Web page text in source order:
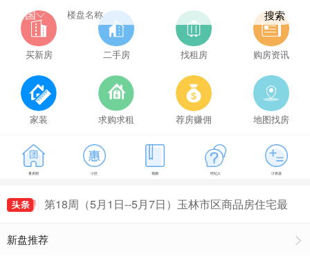
全国 搜索
买新房 二手房 找租房 购房资讯
家装 求购求租 荐房赚佣 地图找房
看房团 小区 视频 经纪人 计算器
第21周（5月22日--5月28日）玉林市区商品房住宅
最新房价出炉，玉林房价为5407元/㎡
第18周（5月1日--5月7日）玉林市区商品房住宅最
成交155套，玉林房价为5491元/㎡
第20周（5月15日--5月21日）玉林市区商品房住宅
新盘推荐